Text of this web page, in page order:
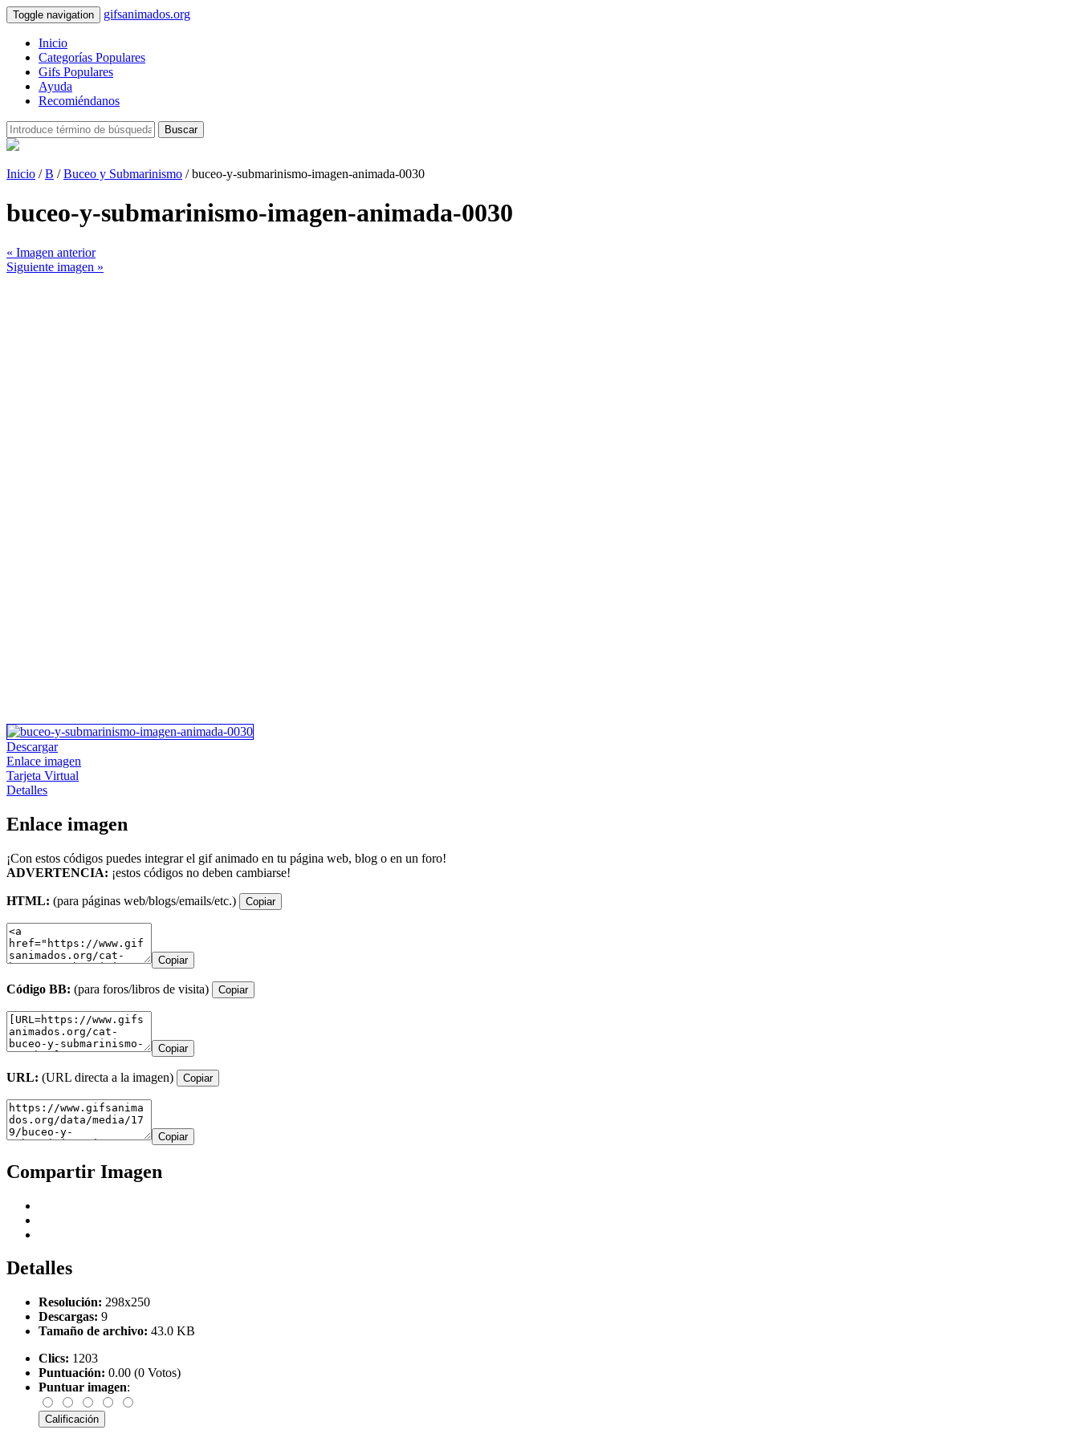
Toggle navigation gifsanimados.org
Inicio
Categorías Populares
Gifs Populares
Ayuda
Recomiéndanos
Buscar
Inicio /B /Buceo y Submarinismo / buceo-y-submarinismo-imagen-animada-0030
buceo-y-submarinismo-imagen-animada-0030
« Imagen anterior
Siguiente imagen »
Descargar
Enlace imagen
Tarjeta Virtual
Detalles
Enlace imagen
¡Con estos códigos puedes integrar el gif animado en tu página web, blog o en un foro!
ADVERTENCIA: ¡estos códigos no deben cambiarse!
HTML: (para páginas web/blogs/emails/etc.) Copiar
Copiar
Código BB: (para foros/libros de visita) Copiar
Copiar
URL: (URL directa a la imagen) Copiar
Copiar
Compartir Imagen
Detalles
Resolución: 298x250
Descargas: 9
Tamaño de archivo: 43.0 KB
Clics: 1203
Puntuación: 0.00 (0 Votos)
Puntuar imagen: